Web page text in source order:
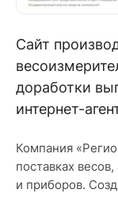
Сайт
доработки
интернет-
Компания
поставках
и приборов.